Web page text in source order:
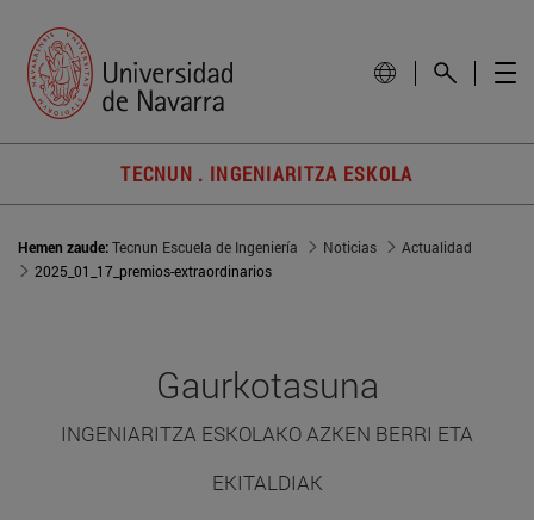
TECNUN . INGENIARITZA ESKOLA
Hemen zaude:Tecnun Escuela de Ingeniería Noticias
Actualidad
2025_01_17_premios-extraordinarios
Gaurkotasuna
INGENIARITZA ESKOLAKO AZKEN BERRI ETA
EKITALDIAK